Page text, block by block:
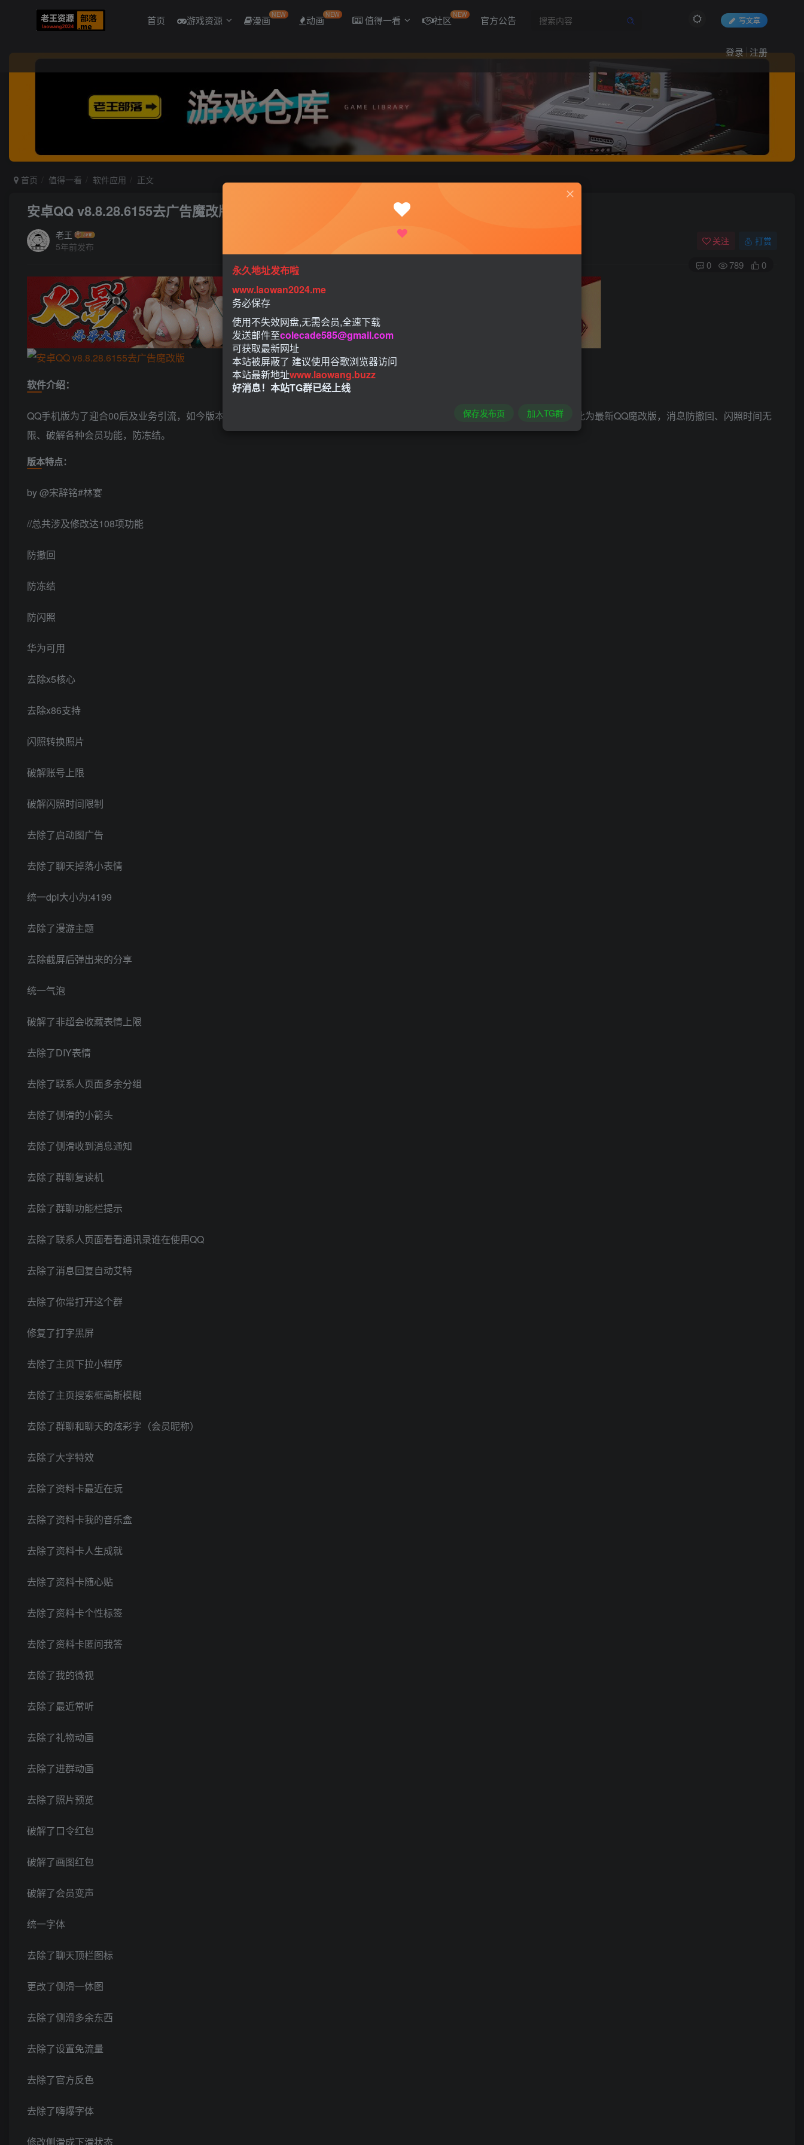
首页 游戏资源 漫画NEW 动画 NEW 值得一看 社区NEW 官方公告 写文章
登录 注册
首页 值得一看 软件应用 正文
安卓QQ v8.8.28.6155去广告魔改版
老王
5年前发布
关注 打赏
0 789 0
软件介绍：
QQ手机版为了迎合00后及业务引流，如今版本越来越臃肿，虽然现在推出了简洁模式，不过据调查不少老用户早已改用TIM挂机。此为最新QQ魔改版，消息防撤回、闪照时间无
限、破解各种会员功能，防冻结。
版本特点：
by @宋辞铭#林宴
//总共涉及修改达108项功能
防撤回
防冻结
防闪照
华为可用
去除x5核心
去除x86支持
闪照转换照片
破解账号上限
破解闪照时间限制
去除了启动图广告
去除了聊天掉落小表情
统一dpi大小为:4199
去除了漫游主题
去除截屏后弹出来的分享
统一气泡
破解了非超会收藏表情上限
去除了DIY表情
去除了联系人页面多余分组
去除了侧滑的小箭头
去除了侧滑收到消息通知
去除了群聊复读机
去除了群聊功能栏提示
去除了联系人页面看看通讯录谁在使用QQ
去除了消息回复自动艾特
去除了你常打开这个群
修复了打字黑屏
去除了主页下拉小程序
去除了主页搜索框高斯模糊
去除了群聊和聊天的炫彩字（会员昵称）
去除了大字特效
去除了资料卡最近在玩
去除了资料卡我的音乐盒
去除了资料卡人生成就
去除了资料卡随心贴
去除了资料卡个性标签
去除了资料卡匿问我答
去除了我的微视
去除了最近常听
去除了礼物动画
去除了进群动画
去除了照片预览
破解了口令红包
破解了画图红包
破解了会员变声
统一字体
去除了聊天顶栏图标
更改了侧滑一体图
去除了侧滑多余东西
去除了设置免流量
去除了官方反色
去除了嗨爆字体
修改侧滑成下滑状态
永久地址发布啦
www.laowan2024.me
务必保存
使用不失效网盘,无需会员,全速下载
发送邮件至colecade585@gmail.com
可获取最新网址
本站被屏蔽了 建议使用谷歌浏览器访问
本站最新地址www.laowang.buzz
好消息！本站TG群已经上线
保存发布页 加入TG群